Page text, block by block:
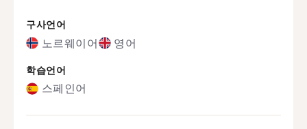
구사언어
노르웨이어 영어
학습언어
스페인어